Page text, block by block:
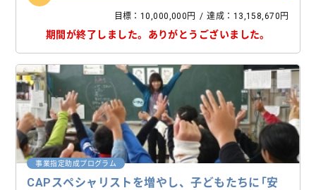
目標：10,000,000円 達成：13,158,670円
期間が終了しました。 ありがとうございました。
事業指定助成プログラム
CAPスペシャリストを増やし、子どもたちに「安